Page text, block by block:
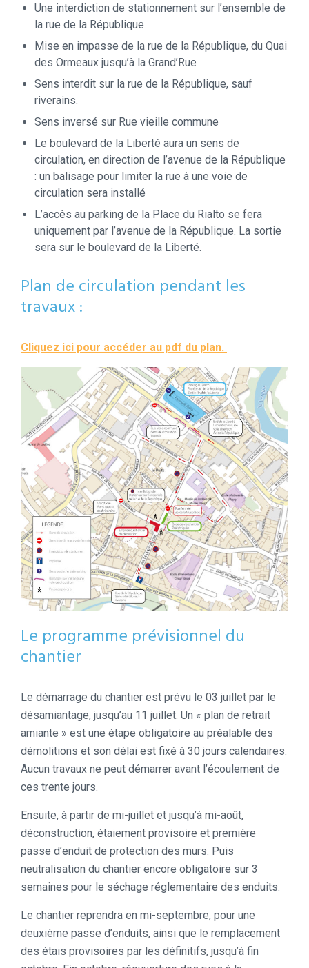
Une interdiction de stationnement sur l’ensemble de
la rue de la République
Mise en impasse de la rue de la République, du Quai
des Ormeaux jusqu’à la Grand’Rue
Sens interdit sur la rue de la République, sauf
riverains.
Sens inversé sur Rue vieille commune
Le boulevard de la Liberté aura un sens de
circulation, en direction de l’avenue de la République
: un balisage pour limiter la rue à une voie de
circulation sera installé
L’accès au parking de la Place du Rialto se fera
uniquement par l’avenue de la République. La sortie
sera sur le boulevard de la Liberté.
Plan de circulation pendant les
travaux :
Cliquez ici pour accéder au pdf du plan.
Le programme prévisionnel du
chantier
Le démarrage du chantier est prévu le 03 juillet par le
désamiantage, jusqu’au 11 juillet. Un « plan de retrait
amiante » est une étape obligatoire au préalable des
démolitions et son délai est fixé à 30 jours calendaires.
Aucun travaux ne peut démarrer avant l’écoulement de
ces trente jours.
Ensuite, à partir de mi-juillet et jusqu’à mi-août,
déconstruction, étaiement provisoire et première
passe d’enduit de protection des murs. Puis
neutralisation du chantier encore obligatoire sur 3
semaines pour le séchage réglementaire des enduits.
Le chantier reprendra en mi-septembre, pour une
deuxième passe d’enduits, ainsi que le remplacement
des étais provisoires par les définitifs, jusqu’à fin